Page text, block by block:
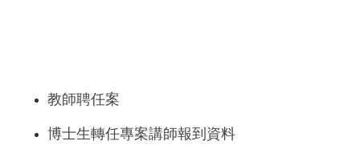
教師聘任案
博士生轉任專案講師報到資料